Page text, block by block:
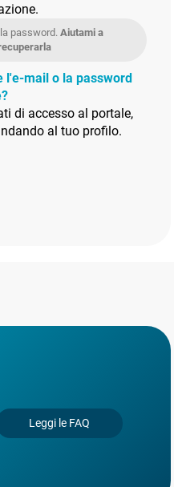
password. Aiutami a
l'e-mail o la password
di accesso al portale,
al tuo profilo.
Leggi le FAQ